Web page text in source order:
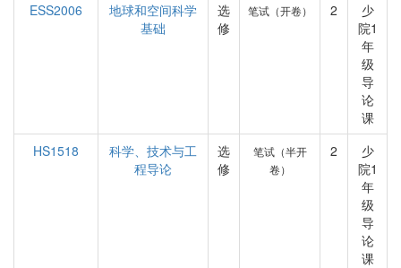
ESS2006
地球和空间科学
基础
选
修
笔试（开卷） 2
少
院1
年
级
导
论
课
HS1518
科学、技术与工
程导论
选
修
笔试（半开
卷）
2
少
院1
年
级
导
论
课